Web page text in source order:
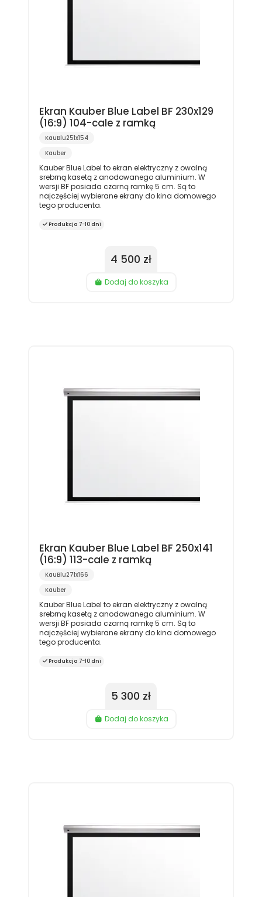
Ekran Kauber Blue Label BF 230x129
(16:9) 104-cale z ramką
KauBlu251x154
Kauber
Kauber Blue Label to ekran elektryczny z owalną
srebrną kasetą z anodowanego aluminium. W
wersji BF posiada czarną ramkę 5 cm. Są to
najczęściej wybierane ekrany do kina domowego
tego producenta.
Produkcja 7-10 dni
4 500 zł
Dodaj do koszyka
Ekran Kauber Blue Label BF 250x141
(16:9) 113-cale z ramką
KauBlu271x166
Kauber
Kauber Blue Label to ekran elektryczny z owalną
srebrną kasetą z anodowanego aluminium. W
wersji BF posiada czarną ramkę 5 cm. Są to
najczęściej wybierane ekrany do kina domowego
tego producenta.
Produkcja 7-10 dni
5 300 zł
Dodaj do koszyka